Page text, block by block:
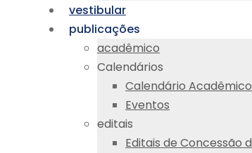
vestibular
publicações
acadêmico
Calendários
Calendário Acadêmico
Eventos
editais
Editais de Concessão